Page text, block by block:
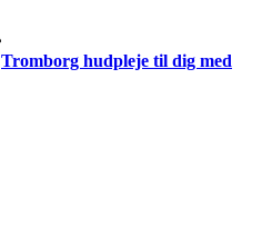
Tromborg hudpleje til dig med